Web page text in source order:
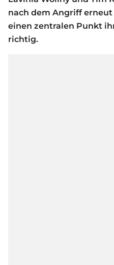
nach dem Angriff
einen zentralen Punkt
richtig.